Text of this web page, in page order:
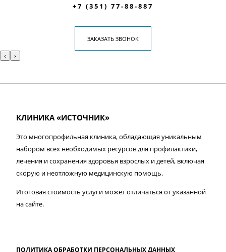
+7 (351) 77-88-887
ЗАКАЗАТЬ ЗВОНОК
‹ ›
КЛИНИКА «ИСТОЧНИК»
Это многопрофильная клиника, обладающая уникальным
набором всех необходимых ресурсов для профилактики,
лечения и сохранения здоровья взрослых и детей, включая
скорую и неотложную медицинскую помощь.
Итоговая стоимость услуги может отличаться от указанной
на сайте.
ПОЛИТИКА ОБРАБОТКИ ПЕРСОНАЛЬНЫХ ДАННЫХ